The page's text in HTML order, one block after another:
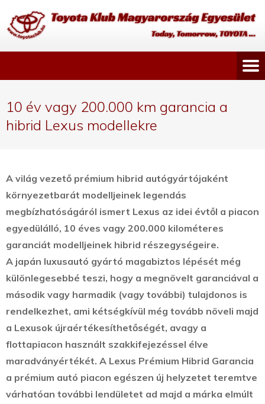
10 év vagy 200.000 km garancia a
hibrid Lexus modellekre
A világ vezető prémium hibrid autógyártójaként
környezetbarát modelljeinek legendás
megbízhatóságáról ismert Lexus az idei évtől a piacon
egyedülálló, 10 éves vagy 200.000 kilométeres
garanciát modelljeinek hibrid részegységeire.
A japán luxusautó gyártó magabiztos lépését még
különlegesebbé teszi, hogy a megnövelt garanciával a
második vagy harmadik (vagy további) tulajdonos is
rendelkezhet, ami kétségkívül még tovább növeli majd
a Lexusok újraértékesíthetőségét, avagy a
flottapiacon használt szakkifejezéssel élve
maradványértékét. A Lexus Prémium Hibrid Garancia
a prémium autó piacon egészen új helyzetet teremtve
várhatóan további lendületet ad majd a márka elmúlt